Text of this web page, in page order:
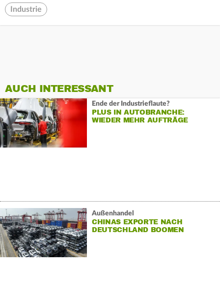
Industrie
AUCH INTERESSANT
Ende der Industrieflaute?
PLUS IN AUTOBRANCHE:
WIEDER MEHR AUFTRÄGE
Außenhandel
CHINAS EXPORTE NACH
DEUTSCHLAND BOOMEN